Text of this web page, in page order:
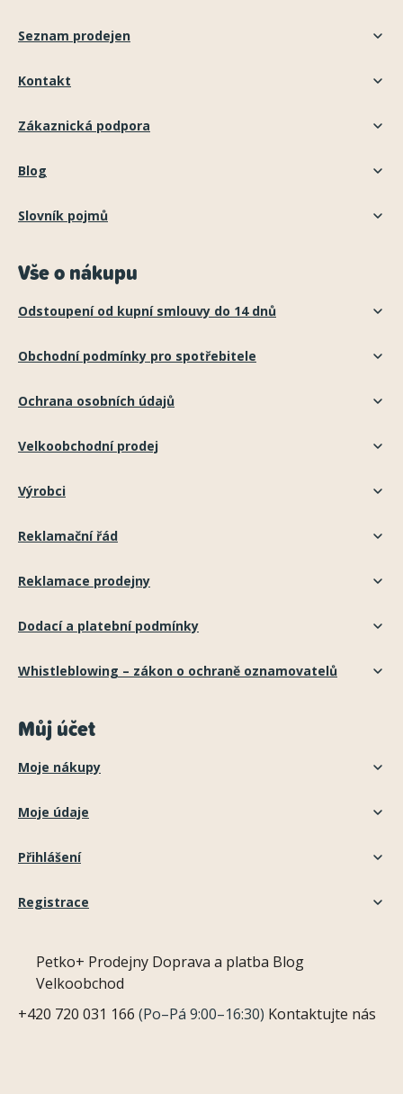
Seznam prodejen
Kontakt
Zákaznická podpora
Blog
Slovník pojmů
Vše o nákupu
Odstoupení od kupní smlouvy do 14 dnů
Obchodní podmínky pro spotřebitele
Ochrana osobních údajů
Velkoobchodní prodej
Výrobci
Reklamační řád
Reklamace prodejny
Dodací a platební podmínky
Whistleblowing – zákon o ochraně oznamovatelů
Můj účet
Moje nákupy
Moje údaje
Přihlášení
Registrace
Petko+ Prodejny Doprava a platba Blog
Velkoobchod
+420 720 031 166 (Po–Pá 9:00–16:30) Kontaktujte nás